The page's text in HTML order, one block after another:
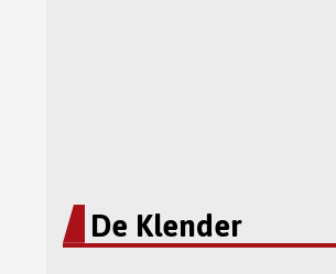
De Klender